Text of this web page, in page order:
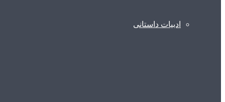
ادبیات داستانی